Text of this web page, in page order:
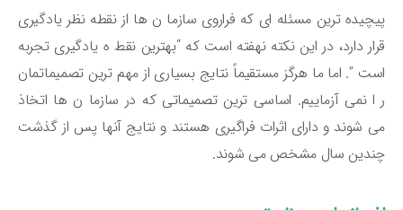
ترین مسئله ای که فراروی سازما ن ها از نقطه نظر یادگیری
دارد، در این نکته نهفته است که “بهترین نقط ه یادگیری تجربه
”. اما ما هرگز مستقیماً نتایج بسیاری از مهم ترین تصمیماتمان
نمی آزماییم. اساسی ترین تصمیماتی که در سازما ن ها اتخاذ
شوند و دارای اثرات فراگیری هستند و نتایج آنها پس از گذشت
سال مشخص می شوند.